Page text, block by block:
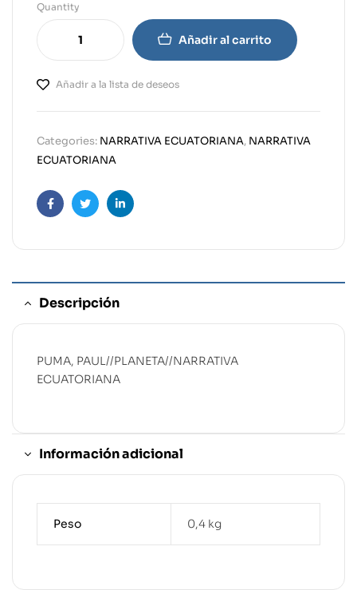
Quantity
Añadir al carrito
Añadir a la lista de deseos
Categories: NARRATIVA ECUATORIANA, NARRATIVA
ECUATORIANA
FacebookTwitterLinkedin
Descripción
PUMA, PAUL//PLANETA//NARRATIVA
ECUATORIANA
Información adicional
Peso 0,4 kg